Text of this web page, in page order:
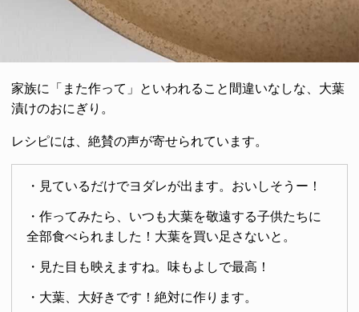
家族に「また作って」といわれること間違いなしな、大葉
漬けのおにぎり。
レシピには、絶賛の声が寄せられています。
・見ているだけでヨダレが出ます。おいしそうー！
・作ってみたら、いつも大葉を敬遠する子供たちに
全部食べられました！大葉を買い足さないと。
・見た目も映えますね。味もよしで最高！
・大葉、大好きです！絶対に作ります。